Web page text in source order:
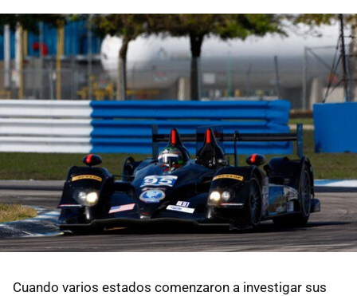
Cuando varios estados comenzaron a investigar sus